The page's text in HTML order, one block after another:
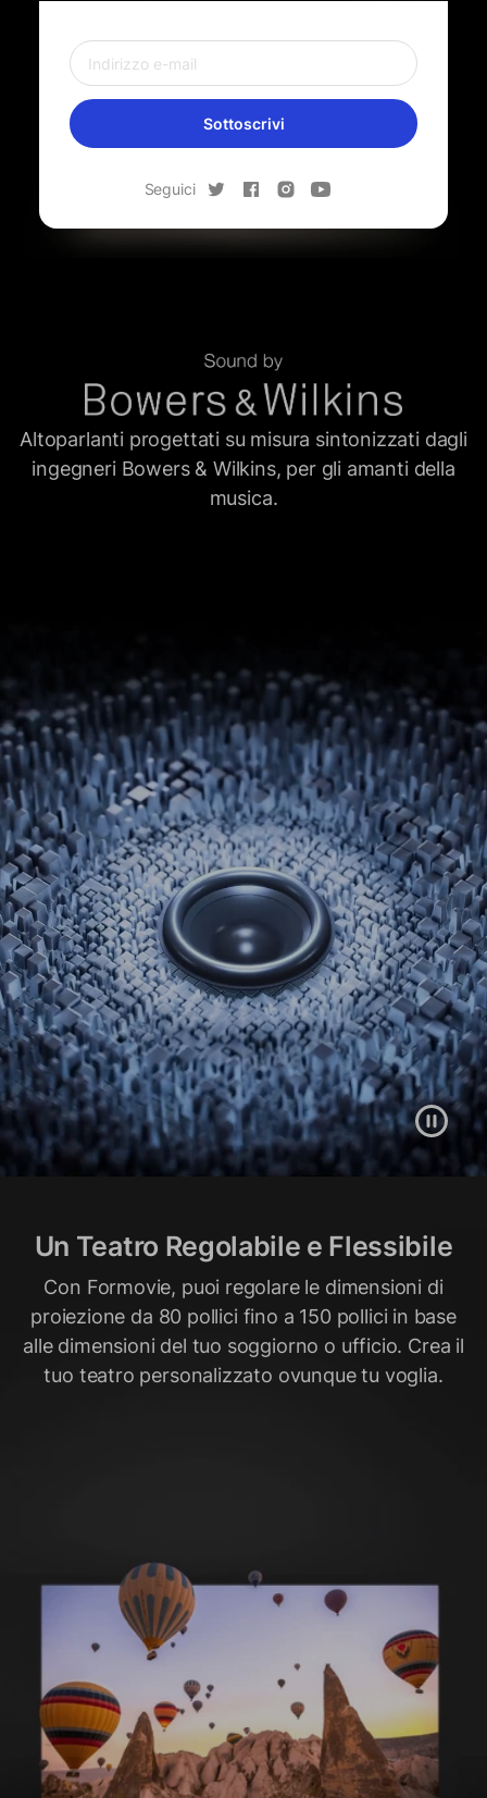
Sottoscrivi
Seguici
Altoparlanti progettati su misura sintonizzati dagli
ingegneri Bowers & Wilkins, per gli amanti della
musica.
Un Teatro Regolabile e Flessibile
Con Formovie, puoi regolare le dimensioni di
proiezione da 80 pollici fino a 150 pollici in base
alle dimensioni del tuo soggiorno o ufficio. Crea il
tuo teatro personalizzato ovunque tu voglia.